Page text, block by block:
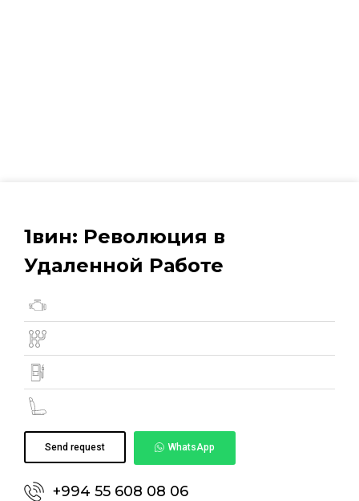
1вин: Революция в
Удаленной Работе
Send request WhatsApp
+994 55 608 08 06